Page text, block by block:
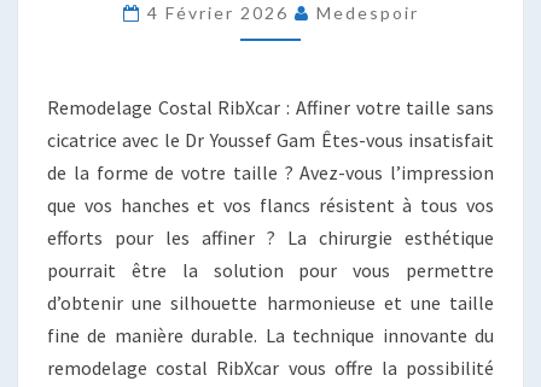
SANS
CICATRICE
VOTRE
TAILLE
4 Février 2026 Medespoir
Remodelage Costal RibXcar : Affiner votre taille sans
cicatrice avec le Dr Youssef Gam Êtes-vous insatisfait
de la forme de votre taille ? Avez-vous l’impression
que vos hanches et vos flancs résistent à tous vos
efforts pour les affiner ? La chirurgie esthétique
pourrait être la solution pour vous permettre
d’obtenir une silhouette harmonieuse et une taille
fine de manière durable. La technique innovante du
remodelage costal RibXcar vous offre la possibilité